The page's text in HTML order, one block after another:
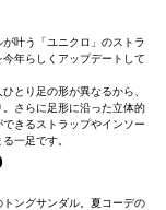
叶う「ユニクロ」のストラ
年らしくアップデートして
とり足の形が異なるから、
さらに足形に沿った立体的
きるストラップやインソー
一足です。
ングサンダル。夏コーデの